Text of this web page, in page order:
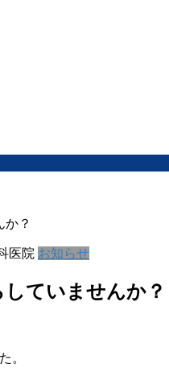
か？
医院 お知らせ
ていませんか？
。